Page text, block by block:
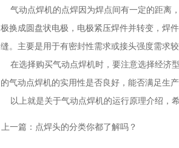
气动点焊机的点焊因为焊点间有一定的距离
极换成圆盘状电极，电极紧压焊件并转变，焊
缝。主要是用于有密封性需求或接头强度需求
在选择购买气动点焊机时，要注意选择经济
的气动点焊机的实用性是否良好，能否满足生
以上就是关于气动点焊机的运行原理介绍，
上一篇： 点焊头的分类你都了解吗？